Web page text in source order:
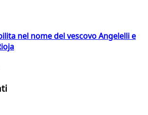
nel nome del vescovo Angelelli e